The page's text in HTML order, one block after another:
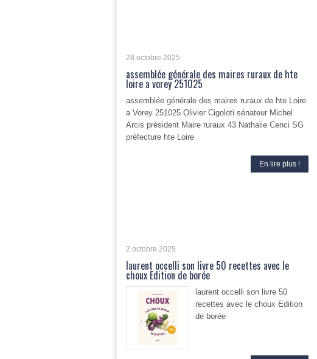
28 octobre 2025
assemblée générale des maires ruraux de hte
loire a vorey 251025
assemblée générale des maires ruraux de hte Loire
a Vorey 251025 Olivier Cigoloti sénateur Michel
Arcis président Maire ruraux 43 Nathalie Cenci SG
préfecture hte Loire
En lire plus !
2 octobre 2025
laurent occelli son livre 50 recettes avec le
choux Edition de borée
laurent occelli son livre 50
recettes avec le choux Edition
de borée